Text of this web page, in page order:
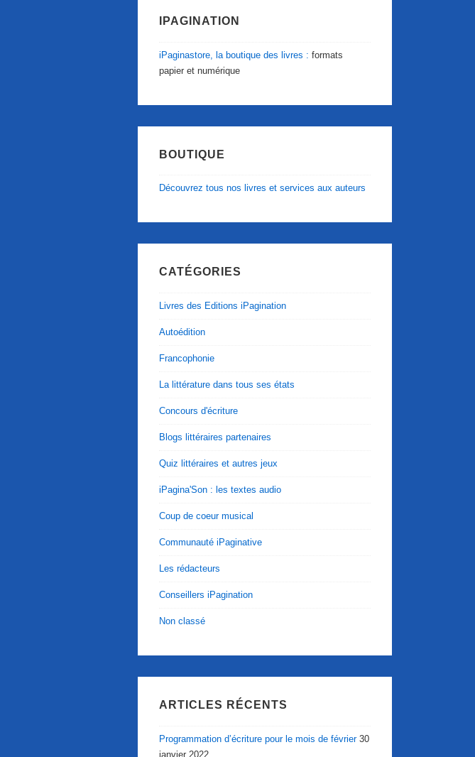
IPAGINATION
iPaginastore, la boutique des livres : formats
papier et numérique
BOUTIQUE
Découvrez tous nos livres et services aux auteurs
CATÉGORIES
Livres des Editions iPagination
Autoédition
Francophonie
La littérature dans tous ses états
Concours d'écriture
Blogs littéraires partenaires
Quiz littéraires et autres jeux
iPagina'Son : les textes audio
Coup de coeur musical
Communauté iPaginative
Les rédacteurs
Conseillers iPagination
Non classé
ARTICLES RÉCENTS
Programmation d’écriture pour le mois de février 30
janvier 2022